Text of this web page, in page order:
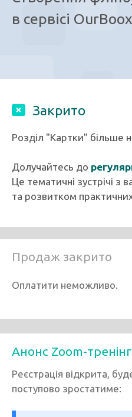
в сервісі OurBoox
Закрито
Розділ "Картки" більше
Долучайтесь до
Це тематичні зустрічі
та розвитком
Продаж закрито
Оплатити неможливо.
Анонс Zoom-
Реєстрація відкрита,
поступово зростатиме: